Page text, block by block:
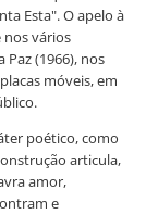
Esta". O apelo à
vários
(1966), nos
móveis, em
poético, como
articula,
amor,
e